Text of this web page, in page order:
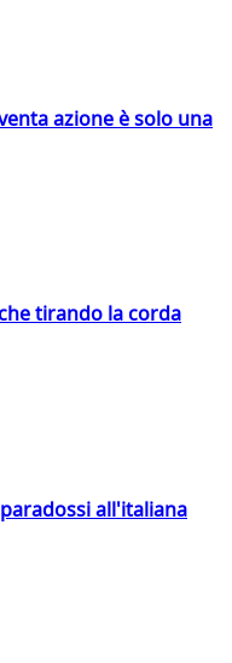
azione è solo una
tirando la corda
all'italiana